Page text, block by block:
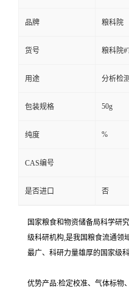
品牌 粮科院
货号 粮科院
用途 分析检测
包装规格 50g
纯度 %
CAS编号
是否进口 否
国家粮食和物资储备局科学研
级科研机构,是我国粮食流通领
最广、科研力量雄厚的国家级科
优势产品:检定校准、气体标物